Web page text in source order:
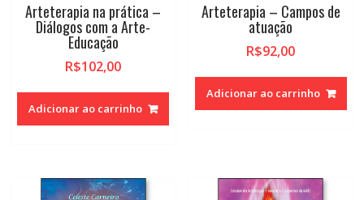
Arteterapia na prática –
Diálogos com a Arte-
Educação
R$102,00
Adicionar ao carrinho
Arteterapia – Campos de
atuação
R$92,00
Adicionar ao carrinho